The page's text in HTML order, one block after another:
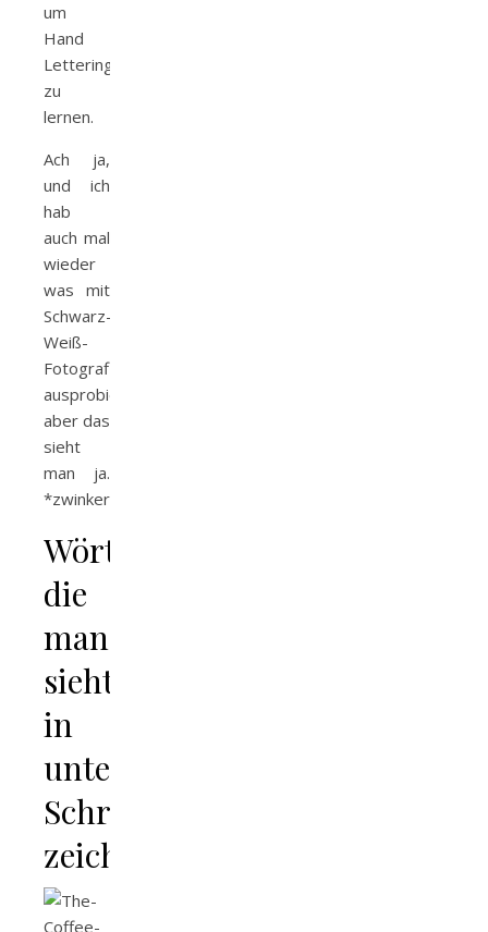
um
Hand
Lettering
zu
lernen.
Ach ja,
und ich
hab
auch mal
wieder
was mit
Schwarz-
Weiß-
Fotografie
ausprobiert…
aber das
sieht
man ja.
*zwinker*
Wörter,
die
man
sieht,
in
unterschiedlichen
Schriften
zeichnen